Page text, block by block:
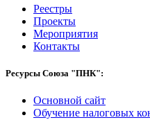
Реестры
Проекты
Мероприятия
Контакты
Ресурсы Союза "ПНК":
Основной сайт
Обучение налоговых